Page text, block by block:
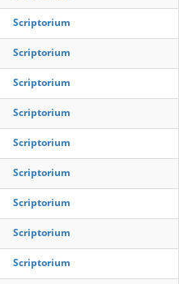
Scriptorium
Scriptorium
Scriptorium
Scriptorium
Scriptorium
Scriptorium
Scriptorium
Scriptorium
Scriptorium